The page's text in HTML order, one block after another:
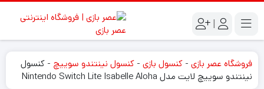
|
فروشگاه عصر بازی - کنسول بازی - کنسول نینتندو سوییچ - کنسول
نینتندو سوییچ لایت مدل Nintendo Switch Lite Isabelle Aloha